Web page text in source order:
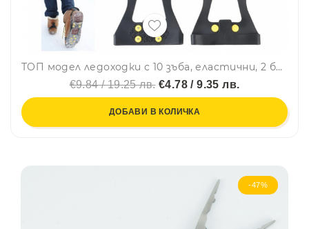
ТОП модел ледоходки с 10 зъба, еластични, 2 броя комплект
€9.84 / 19.25 лв.€4.78 / 9.35 лв.
ДОБАВИ В КОЛИЧКА
-47%